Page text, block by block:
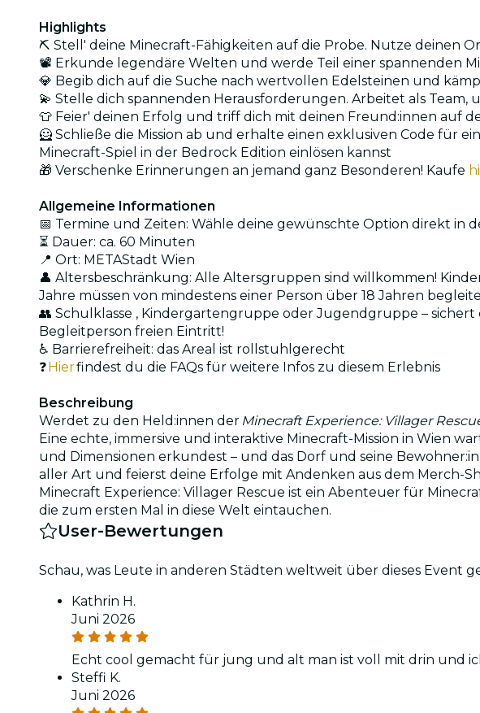
Highlights
⛏️ Stell' deine Minecraft-Fähigkeiten auf die Probe. Nutze deinen
📽️ Erkunde legendäre Welten und werde Teil einer spannenden
💎 Begib dich auf die Suche nach wertvollen Edelsteinen und
💫 Stelle dich spannenden Herausforderungen. Arbeitet als
👕 Feier' deinen Erfolg und triff dich mit deinen Freund:innen auf
🦸 Schließe die Mission ab und erhalte einen exklusiven Code für
Minecraft-Spiel in der Bedrock Edition einlösen kannst
🎁 Verschenke Erinnerungen an jemand ganz Besonderen! Kaufe
Allgemeine Informationen
📅 Termine und Zeiten: Wähle deine gewünschte Option direkt in
⏳ Dauer: ca. 60 Minuten
📍 Ort: METAStadt Wien
👤 Altersbeschränkung: Alle Altersgruppen sind willkommen!
Jahre müssen von mindestens einer Person über 18 Jahren
👥 Schulklasse , Kindergartengruppe oder Jugendgruppe –
Begleitperson freien Eintritt!
♿ Barrierefreiheit: das Areal ist rollstuhlgerecht
❓Hierfindest du die FAQs für weitere Infos zu diesem Erlebnis
Beschreibung
Werdet zu den Held:innen der Minecraft Experience: Villager
Eine echte, immersive und interaktive Minecraft-Mission in Wien
und Dimensionen erkundest – und das Dorf und seine
aller Art und feierst deine Erfolge mit Andenken aus dem Merch-
Minecraft Experience: Villager Rescue ist ein Abenteuer für
die zum ersten Mal in diese Welt eintauchen.
User-Bewertungen
Schau, was Leute in anderen Städten weltweit über dieses Event
Kathrin H.
Juni 2026
Echt cool gemacht für jung und alt man ist voll mit drin und
Steffi K.
Juni 2026